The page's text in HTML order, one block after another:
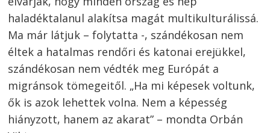
haladéktalanul alakítsa magát multikulturálissá.
Ma már látjuk – folytatta -, szándékosan nem
éltek a hatalmas rendőri és katonai erejükkel,
szándékosan nem védték meg Európát a
migránsok tömegeitől. „Ha mi képesek voltunk,
ők is azok lehettek volna. Nem a képesség
hiányzott, hanem az akarat” – mondta Orbán